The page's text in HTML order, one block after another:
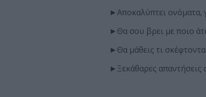
►Αποκαλύπτει ονόματα,
►Θα σου βρει με ποιο
►Θα μάθεις τι
►Ξεκάθαρες απαντήσεις